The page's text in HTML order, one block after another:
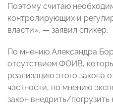
Поэтому считаю
контролирующих и
власти», — заявил спикер.
По мнению Александра
отсутствием ФОИВ,
реализацию этого закона
частности, по мнению
закон внедрить/